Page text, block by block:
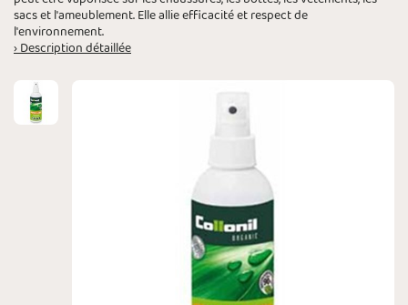
sacs et l'ameublement. Elle allie efficacité et respect de
l'environnement.
› Description détaillée